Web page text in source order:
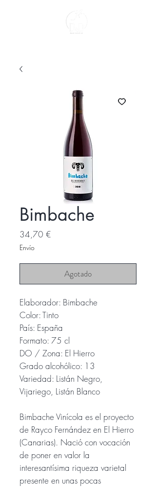
Bimbache
34,70 €
Envío
Agotado
Elaborador: Bimbache
Color: Tinto
País: España
Formato: 75 cl
DO / Zona: El Hierro
Grado alcohólico: 13
Variedad: Listán Negro,
Vijariego, Listán Blanco
Bimbache Vinícola es el proyecto
de Rayco Fernández en El Hierro
(Canarias). Nació con vocación
de poner en valor la
interesantísima riqueza varietal
presente en unas pocas